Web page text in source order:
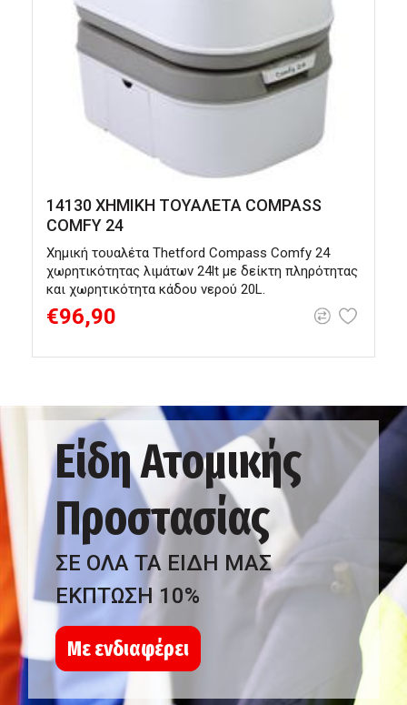
14130 ΧΗΜΙΚΗ ΤΟΥΑΛΕΤΑ COMPASS
COMFY 24
Χημική τουαλέτα Thetford Compass Comfy 24
χωρητικότητας λιμάτων 24lt με δείκτη πληρότητας
και χωρητικότητα κάδου νερού 20L.
€96,90
Είδη Ατομικής
Προστασίας
ΣΕ ΟΛΑ ΤΑ ΕΙΔΗ ΜΑΣ
ΕΚΠΤΩΣΗ 10%
Με ενδιαφέρει